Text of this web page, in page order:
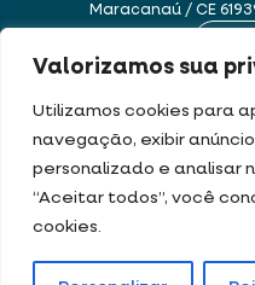
Valorizamos sua
Utilizamos cookies para
navegação, exibir
personalizado e analisar
“Aceitar todos”, você
cookies.
Maracanaú / CE
Este site usa cookies e dados